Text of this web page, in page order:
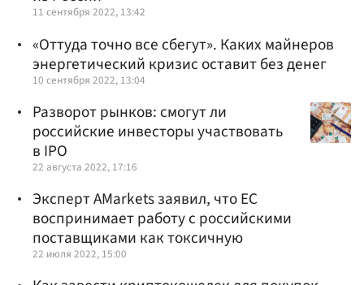
11 сентября 2022, 13:42
«Оттуда точно все сбегут». Каких майнеров
энергетический кризис оставит без денег
10 сентября 2022, 13:04
Разворот рынков: смогут ли
российские инвесторы участвовать
в IPO
22 августа 2022, 17:16
Эксперт AMarkets заявил, что ЕС
воспринимает работу с российскими
поставщиками как токсичную
22 июля 2022, 15:00